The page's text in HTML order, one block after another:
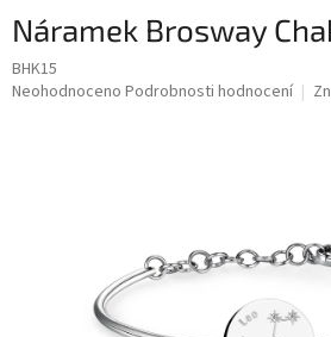
Náramek Brosway
BHK15
Průměrné
Neohodnoceno Podrobnosti hodnocení